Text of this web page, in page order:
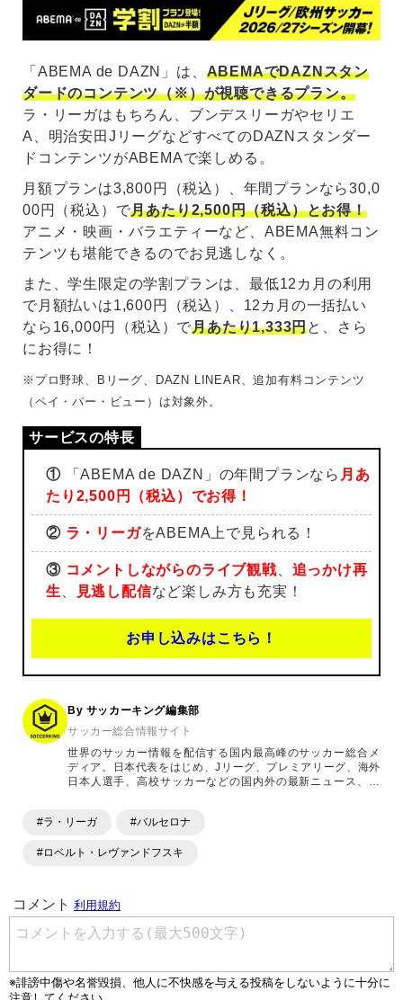
「ABEMA de DAZN」は、 ABEMAでDAZNスタン
ダードのコンテンツ（※）が視聴できるプラン。
ラ・リーガはもちろん、ブンデスリーガやセリエ
A、明治安田JリーグなどすべてのDAZNスタンダー
ドコンテンツがABEMAで楽しめる。
月額プランは3,800円（税込）、年間プランなら30,0
00円（税込）で月あたり2,500円（税込）とお得！
アニメ・映画・バラエティーなど、ABEMA無料コン
テンツも堪能できるのでお見逃しなく。
また、学生限定の学割プランは、最低12カ月の利用
で月額払いは1,600円（税込）、12カ月の一括払い
なら16,000円（税込）で月あたり1,333円と、さら
にお得に！
※プロ野球、Bリーグ、DAZN LINEAR、追加有料コンテンツ
（ペイ・パー・ビュー）は対象外。
①「ABEMA de DAZN」の年間プランなら 月あ
たり2,500円（税込）でお得！
② ラ・リーガをABEMA上で見られる！
③ コメントしながらのライブ観戦、 追っかけ再
生
見逃し配信など楽しみ方も充実！
お申し込みはこちら！
By サッカーキング編集部
サッカー総合情報サイト
世界のサッカー情報を配信する国内最高峰のサッカー総合メ
ディア。日本代表をはじめ、Jリーグ、プレミアリーグ、海外
日本人選手、高校サッカーなどの国内外の最新ニュース、コ
ます。「X」「Instagram」「YouTube」「TikTok」など、
#ラ・リーガ #バルセロナ
#ロベルト・レヴァンドフスキ